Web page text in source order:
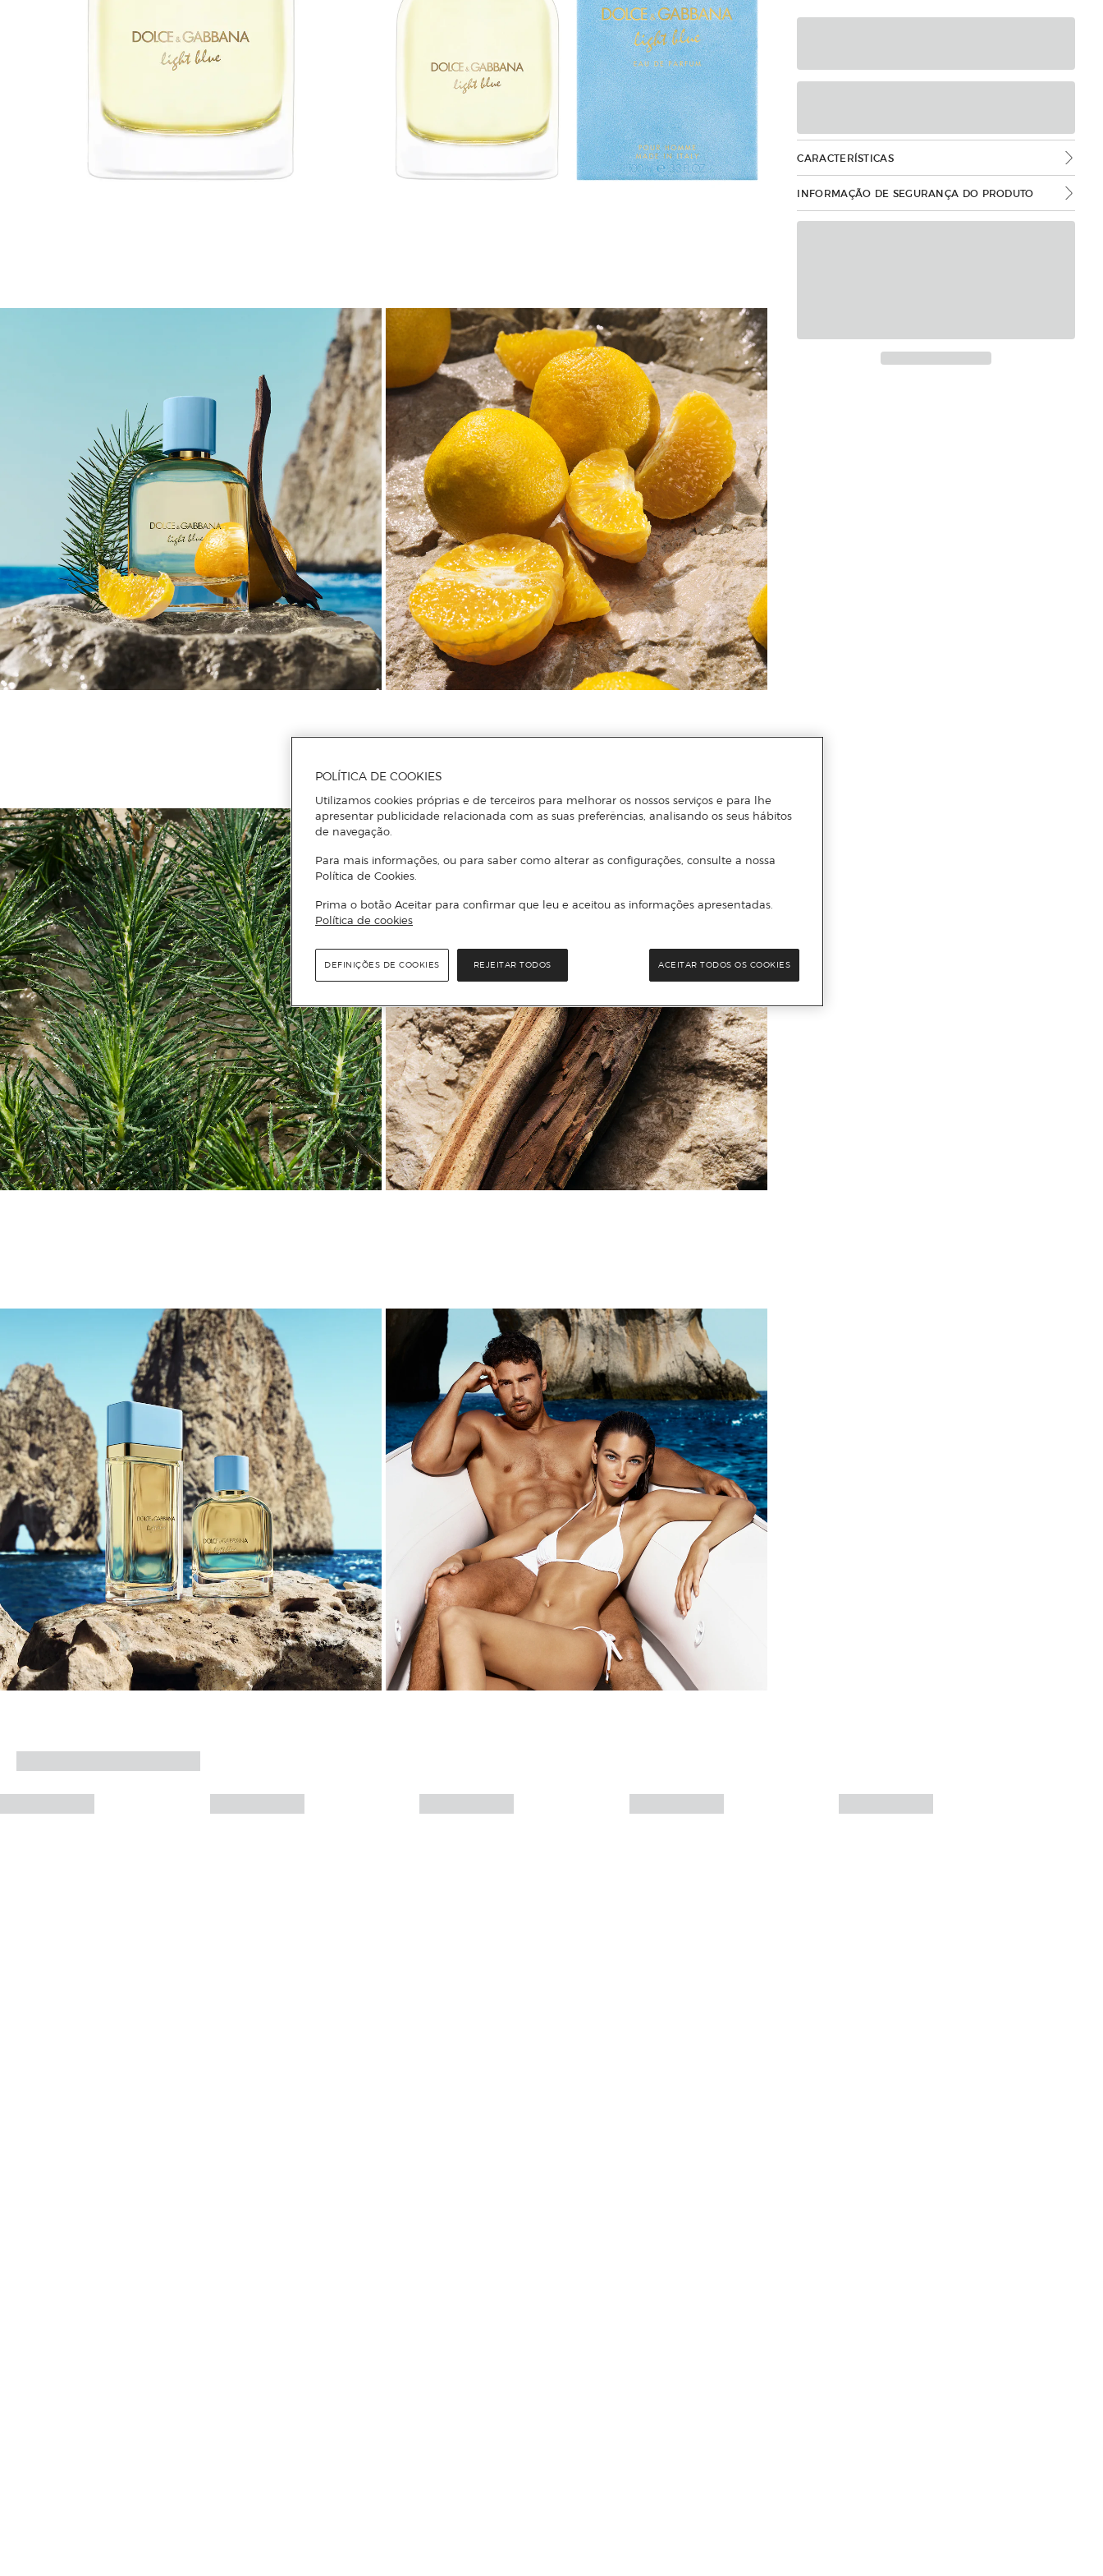
CARACTERÍSTICAS
INFORMAÇÃO DE SEGURANÇA DO PRODUTO
Mais informações
POLÍTICA DE COOKIES
Utilizamos cookies próprias e de terceiros para melhorar os nossos serviços e para lhe
apresentar publicidade relacionada com as suas preferências, analisando os seus hábitos
de navegação.
Para mais informações, ou para saber como alterar as configurações, consulte a nossa
Política de Cookies.
Prima o botão Aceitar para confirmar que leu e aceitou as informações apresentadas.
Política de cookies
REJEITAR TODOS ACEITAR TODOS OS COOKIES
DEFINIÇÕES DE COOKIES